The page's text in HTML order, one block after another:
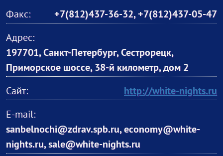
Факс:
+7(812)437-36-32, +7(812)437-05-47
Адрес:
197701, Санкт-Петербург, Сестрорецк,
Приморское шоссе, 38-й километр, дом 2
Сайт:
http://white-nights.ru
E-mail:
sanbelnochi@zdrav.spb.ru, economy@white-
nights.ru, sale@white-nights.ru